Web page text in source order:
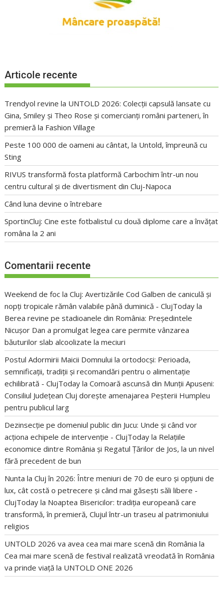
Articole recente
Trendyol revine la UNTOLD 2026: Colecții capsulă lansate cu
Gina, Smiley și Theo Rose și comercianți români parteneri, în
premieră la Fashion Village
Peste 100 000 de oameni au cântat, la Untold, împreună cu
Sting
RIVUS transformă fosta platformă Carbochim într-un nou
centru cultural și de divertisment din Cluj-Napoca
Când luna devine o întrebare
SportinCluj: Cine este fotbalistul cu două diplome care a învățat
româna la 2 ani
Comentarii recente
Weekend de foc la Cluj: Avertizările Cod Galben de caniculă și
nopți tropicale rămân valabile până duminică - ClujToday la
Berea revine pe stadioanele din România: Președintele
Nicușor Dan a promulgat legea care permite vânzarea
băuturilor slab alcoolizate la meciuri
Postul Adormirii Maicii Domnului la ortodocși: Perioada,
semnificații, tradiții și recomandări pentru o alimentație
echilibrată - ClujToday laComoară ascunsă din Munții Apuseni:
Consiliul Județean Cluj dorește amenajarea Peșterii Humpleu
pentru publicul larg
Dezinsecție pe domeniul public din Jucu: Unde și când vor
acționa echipele de intervenție - ClujToday la Relațiile
economice dintre România și Regatul Țărilor de Jos, la un nivel
fără precedent de bun
Nunta la Cluj în 2026: Între meniuri de 70 de euro și opțiuni de
lux, cât costă o petrecere și când mai găsești săli libere -
ClujToday la Noaptea Bisericilor: tradiția europeană care
transformă, în premieră, Clujul într-un traseu al patrimoniului
religios
UNTOLD 2026 va avea cea mai mare scenă din România la
Cea mai mare scenă de festival realizată vreodată în România
va prinde viață la UNTOLD ONE 2026